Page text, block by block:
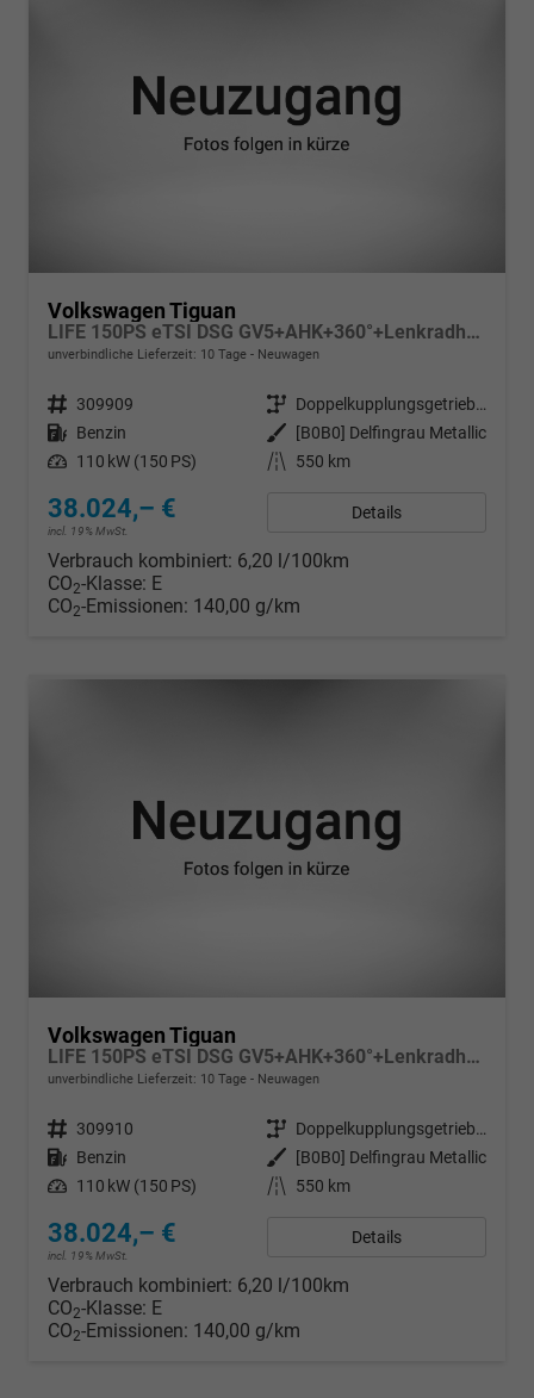
Volkswagen Tiguan
LIFE 150PS eTSI DSG GV5+AHK+360°+Lenkradheiz+IQ.Drive+ACC+App+eHeck+LED
unverbindliche Lieferzeit: 10 Tage Neuwagen
Fahrzeugnr. 309909 Getriebe
Doppelkupplungsgetriebe (DSG)
Kraftstoff Benzin Außenfarbe
[B0B0] Delfingrau Metallic
Leistung 110 kW (150 PS) Kilometerstand 550 km
38.024,– €
incl. 19% MwSt.
Details
Verbrauch kombiniert: 6,20 l/100km
CO2-Klasse: E
CO2-Emissionen: 140,00 g/km
Volkswagen Tiguan
LIFE 150PS eTSI DSG GV5+AHK+360°+Lenkradheiz+IQ.Drive+ACC+App+eHeck+LED
unverbindliche Lieferzeit: 10 Tage Neuwagen
Fahrzeugnr. 309910 Getriebe
Doppelkupplungsgetriebe (DSG)
Kraftstoff Benzin Außenfarbe
[B0B0] Delfingrau Metallic
Leistung 110 kW (150 PS) Kilometerstand 550 km
38.024,– €
incl. 19% MwSt.
Details
Verbrauch kombiniert: 6,20 l/100km
CO2-Klasse: E
CO2-Emissionen: 140,00 g/km